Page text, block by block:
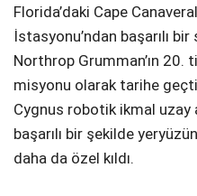
Florida’daki Cape
İstasyonu’ndan başarılı
Northrop Grumman’ın
misyonu olarak tarihe
Cygnus robotik ikmal uzay
başarılı bir şekilde
daha da özel kıldı.